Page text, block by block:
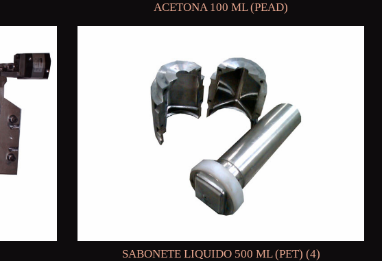
ACETONA 100 ML (PEAD)
SABONETE LIQUIDO 500 ML (PET) (4)